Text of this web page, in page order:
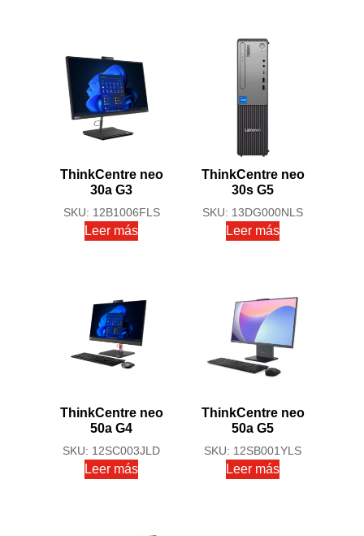
ThinkCentre neo
30a G3
SKU: 12B1006FLS
Leer más
ThinkCentre neo
30s G5
SKU: 13DG000NLS
Leer más
ThinkCentre neo
50a G4
SKU: 12SC003JLD
Leer más
ThinkCentre neo
50a G5
SKU: 12SB001YLS
Leer más